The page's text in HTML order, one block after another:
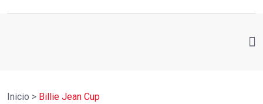
Inicio > Billie Jean Cup